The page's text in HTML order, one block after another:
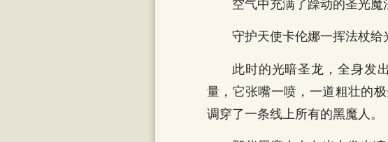
空气中充满了躁动的圣光魔
守护天使卡伦娜一挥法杖给
此时的光暗圣龙，全身发
量，它张嘴一喷，一道粗壮的
调穿了一条线上所有的黑魔人。